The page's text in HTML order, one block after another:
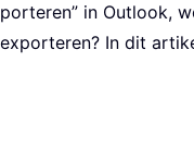
in Outlook,
In dit